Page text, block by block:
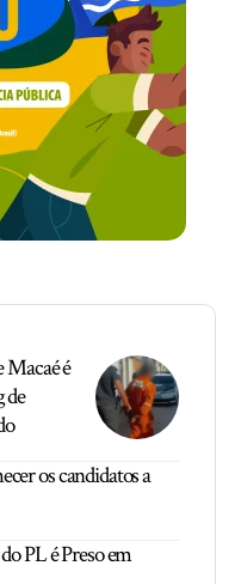
Macaé é
de
os candidatos a
PL é Preso em